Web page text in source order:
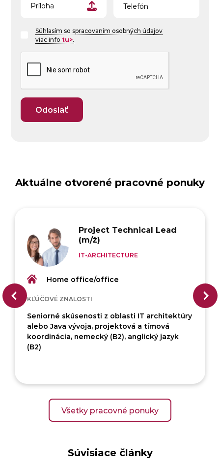
Príloha
Súhlasím so spracovaním osobných údajov
viac info tu>.
Aktuálne otvorené pracovné ponuky
Project Technical Lead
(m/ž)
IT-ARCHITECTURE
Home office/office
KĽÚČOVÉ ZNALOSTI
Seniorné skúsenosti z oblasti IT architektúry
alebo Java vývoja, projektová a tímová
koordinácia, nemecký (B2), anglický jazyk
(B2)
Všetky pracovné ponuky
Súvisiace články